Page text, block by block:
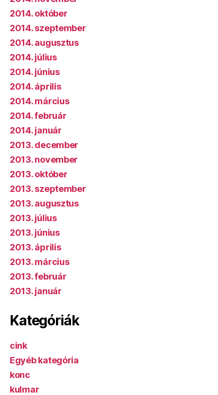
2014. október
2014. szeptember
2014. augusztus
2014. július
2014. június
2014. április
2014. március
2014. február
2014. január
2013. december
2013. november
2013. október
2013. szeptember
2013. augusztus
2013. július
2013. június
2013. április
2013. március
2013. február
2013. január
Kategóriák
cink
Egyéb kategória
konc
kulmar